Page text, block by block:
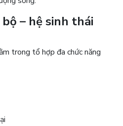
– hệ sinh thái
trong tổ hợp đa chức năng